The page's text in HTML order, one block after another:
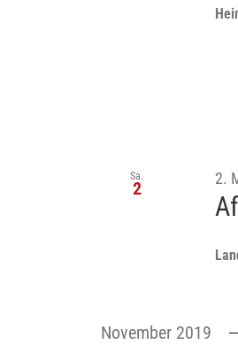
Sa.
2 2.
November 2019